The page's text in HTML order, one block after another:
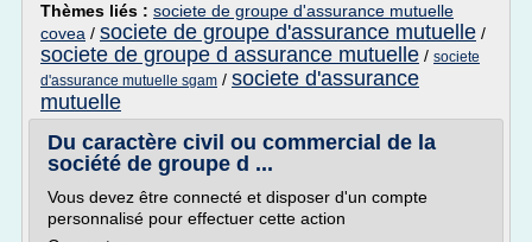
Thèmes liés : societe de groupe d'assurance mutuelle
covea / societe de groupe d'assurance mutuelle /
societe de groupe d assurance mutuelle / societe
d'assurance mutuelle sgam / societe d'assurance
mutuelle
Du caractère civil ou commercial de la
société de groupe d ...
Vous devez être connecté et disposer d'un compte
personnalisé pour effectuer cette action